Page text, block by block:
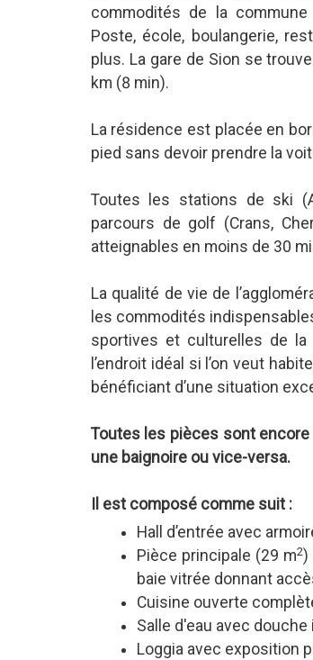
commodités de la commune
Poste, école, boulangerie,
plus. La gare de Sion se
km (8 min).
La résidence est placée en
pied sans devoir prendre la
Toutes les stations de ski
parcours de golf (Crans,
atteignables en moins de 30
La qualité de vie de
les commodités
sportives et culturelles de la
l’endroit idéal si l’on veut
bénéficiant d’une situation
Toutes les pièces sont
une baignoire ou vice-versa.
Il est composé comme suit :
Hall d’entrée avec
Pièce principale (29 m2)
baie vitrée donnant
Cuisine ouverte
Salle d'eau avec douche
Loggia avec exposition